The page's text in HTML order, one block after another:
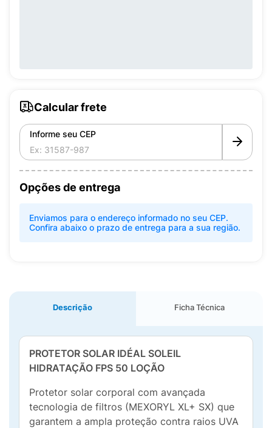
Calcular frete
Informe seu CEP
Opções de entrega
Enviamos para o endereço informado no seu CEP.
Confira abaixo o prazo de entrega para a sua região.
Descrição Ficha Técnica
PROTETOR SOLAR IDÉAL SOLEIL
HIDRATAÇÃO FPS 50 LOÇÃO
Protetor solar corporal com avançada
tecnologia de filtros (MEXORYL XL+ SX) que
garantem a ampla proteção contra raios UVA